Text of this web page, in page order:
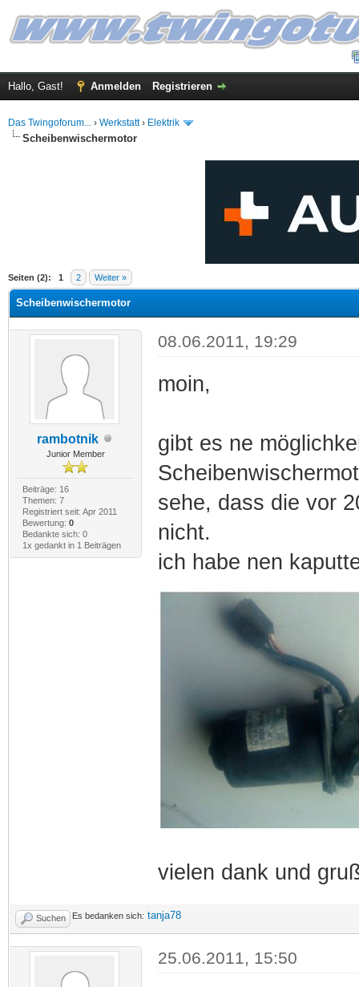
Hallo, Gast! Anmelden Registrieren
Das Twingoforum... › Werkstatt› Elektrik
Scheibenwischermotor
Seiten (2): 1 2 Weiter »
Durchschnitt
Scheibenwischermotor
rambotnik
Junior Member
Beiträge: 16
Themen: 7
Registriert seit: Apr 2011
Bewertung: 0
Bedankte sich: 0
1x gedankt in 1 Beiträgen
08.06.2011, 19:29
moin,
gibt es ne
sehe, dass die vor
nicht.
ich habe nen
vielen dank und
Suchen Es bedanken sich: tanja78
25.06.2011, 15:50